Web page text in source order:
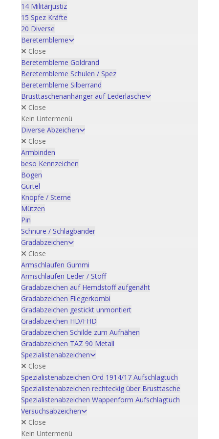
14 Militärjustiz
15 Spez Kräfte
20 Diverse
Beretembleme
Close
Beretembleme Goldrand
Beretembleme Schulen / Spez
Beretembleme Silberrand
Brusttaschenanhänger auf Lederlasche
Close
Kein Untermenü
Diverse Abzeichen
Close
Armbinden
beso Kennzeichen
Bogen
Gürtel
Knöpfe / Sterne
Mützen
Pin
Schnüre / Schlagbänder
Gradabzeichen
Close
Armschlaufen Gummi
Armschlaufen Leder / Stoff
Gradabzeichen auf Hemdstoff aufgenäht
Gradabzeichen Fliegerkombi
Gradabzeichen gestickt unmontiert
Gradabzeichen HD/FHD
Gradabzeichen Schilde zum Aufnähen
Gradabzeichen TAZ 90 Metall
Spezialistenabzeichen
Close
Spezialistenabzeichen Ord 1914/17 Aufschlagtuch
Spezialistenabzeichen rechteckig über Brusttasche
Spezialistenabzeichen Wappenform Aufschlagtuch
Versuchsabzeichen
Close
Kein Untermenü